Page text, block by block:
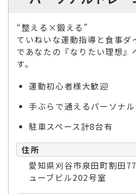
“整える×鍛える”
ていねいな運動指導と食事ダ
であなたの『なりたい理想』
す。
運動初心者様大歓迎
手ぶらで通えるパーソナ
駐車スペース計8台有
住所
愛知県刈谷市泉田町割田
ューブビル202号室